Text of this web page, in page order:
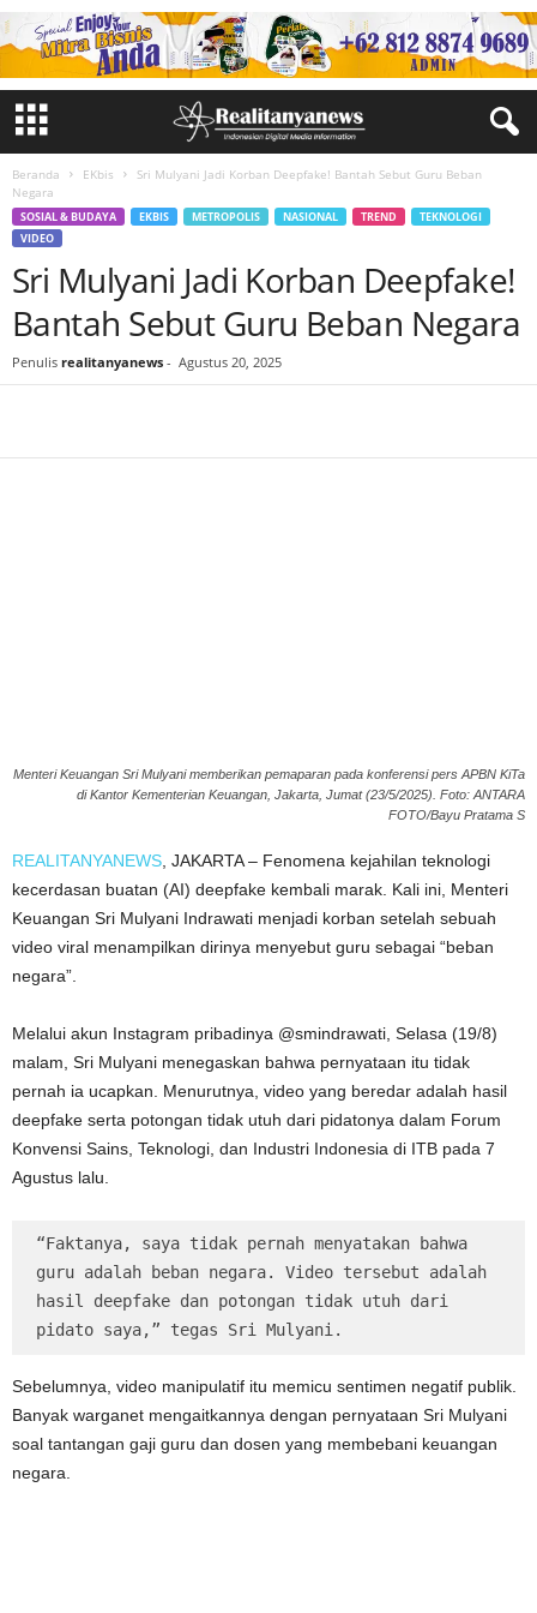
Beranda EKbis
Sri Mulyani Jadi Korban Deepfake! Bantah Sebut Guru Beban
Negara
SOSIAL & BUDAYA EKBIS METROPOLIS NASIONAL TREND
TEKNOLOGI
VIDEO
Sri Mulyani Jadi Korban Deepfake!
Bantah Sebut Guru Beban Negara
Penulis realitanyanews - Agustus 20, 2025
Menteri Keuangan Sri Mulyani memberikan pemaparan pada konferensi pers APBN KiTa
di Kantor Kementerian Keuangan, Jakarta, Jumat (23/5/2025). Foto: ANTARA
FOTO/Bayu Pratama S
REALITANYANEWS, JAKARTA – Fenomena kejahilan teknologi
kecerdasan buatan (AI) deepfake kembali marak. Kali ini, Menteri
Keuangan Sri Mulyani Indrawati menjadi korban setelah sebuah
video viral menampilkan dirinya menyebut guru sebagai “beban
negara”.
Melalui akun Instagram pribadinya @smindrawati, Selasa (19/8)
malam, Sri Mulyani menegaskan bahwa pernyataan itu tidak
pernah ia ucapkan. Menurutnya, video yang beredar adalah hasil
deepfake serta potongan tidak utuh dari pidatonya dalam Forum
Konvensi Sains, Teknologi, dan Industri Indonesia di ITB pada 7
Agustus lalu.
“Faktanya, saya tidak pernah menyatakan bahwa
guru adalah beban negara. Video tersebut adalah
hasil deepfake dan potongan tidak utuh dari
pidato saya,” tegas Sri Mulyani.
Sebelumnya, video manipulatif itu memicu sentimen negatif publik.
Banyak warganet mengaitkannya dengan pernyataan Sri Mulyani
soal tantangan gaji guru dan dosen yang membebani keuangan
negara.